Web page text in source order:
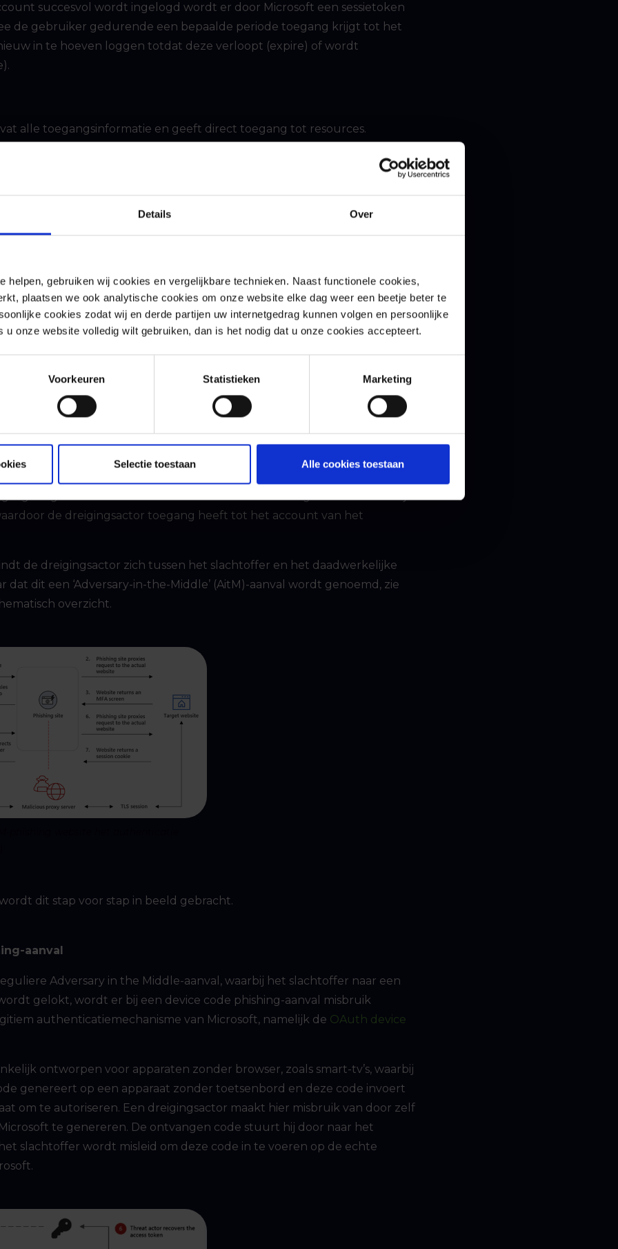
Details Over
helpen, gebruiken wij cookies en vergelijkbare technieken. Naast functionele cookies,
plaatsen we ook analytische cookies om onze website elke dag weer een beetje beter te
cookies zodat wij en derde partijen uw internetgedrag kunnen volgen en persoonlijke
u onze website volledig wilt gebruiken, dan is het nodig dat u onze cookies accepteert.
Voorkeuren Statistieken Marketing
Selectie toestaan Alle cookies toestaan
succesvol wordt ingelogd wordt er door Microsoft een sessietoken
de gebruiker gedurende een bepaalde periode toegang krijgt tot het
in te hoeven loggen totdat deze verloopt (expire) of wordt
alle toegangsinformatie en geeft direct toegang tot resources.
kunnen nieuwe accesstokens worden gegenereerd, zonder dat er
kunnen deze tokens door de dreigingsactor gestolen en
deze blog nemen we een adversary in the middle-aanval als voorbeeld.
het sessietoken te stelen door een slachtoffer te lokken naar een
webpagina die identiek oogt aan het inlogportaal van de organisatie van
het slachtoffer inlogt met de gebruikersnaam en het wachtwoord,
van de dreigingsactor doorgestuurd naar Microsoft. Microsoft
terug waarmee de inlogpoging kan worden bevestigd. Deze wordt via de
de dreigingsactor toegang heeft tot het account van het
de dreigingsactor zich tussen het slachtoffer en het daadwerkelijke
dat dit een ‘Adversary-in-the-Middle’ (AitM)-aanval wordt genoemd, zie
overzicht.
dit stap voor stap in beeld gebracht.
aanval
Adversary in the Middle-aanval, waarbij het slachtoffer naar een
gelokt, wordt er bij een device code phishing-aanval misbruik
authenticatiemechanisme van Microsoft, namelijk de OAuth device
ontworpen voor apparaten zonder browser, zoals smart-tv’s, waarbij
genereert op een apparaat zonder toetsenbord en deze code invoert
om te autoriseren. Een dreigingsactor maakt hier misbruik van door zelf
te genereren. De ontvangen code stuurt hij door naar het
slachtoffer wordt misleid om deze code in te voeren op de echte